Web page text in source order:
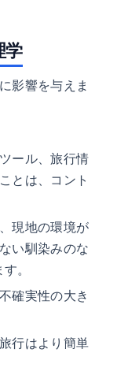
学
影響を与えま
ール、旅行情
とは、コント
現地の環境が
い馴染みのな
。
確実性の大き
行はより簡単